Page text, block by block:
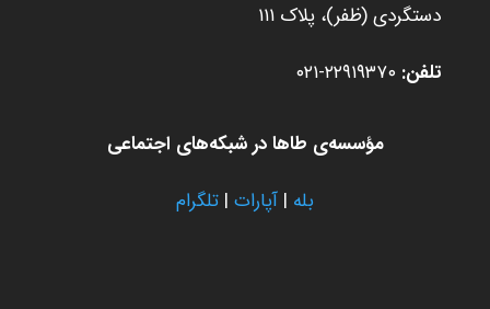
دستگردی (ظفر)، پلاک ۱۱۱
تلفن:
مؤسسه‌ی طاها در شبکه‌های اجتماعی
بله | آپارات | تلگرام